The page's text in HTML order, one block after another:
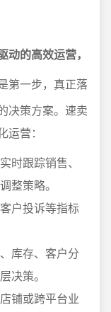
的高效运营，
第一步，真正落
决策方案。速卖
营：
时跟踪销售、
整策略。
户投诉等指标
库存、客户分
决策。
铺或跨平台业